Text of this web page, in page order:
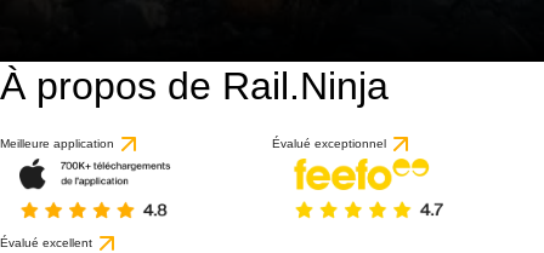
À propos de Rail.Ninja
Meilleure application Évalué exceptionnel
Évalué excellent